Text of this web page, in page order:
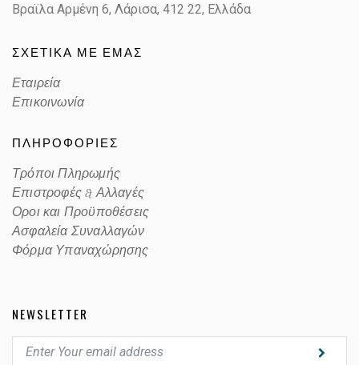
Lens Color GRAY
Color code
Βραϊλα Αρμένη 6, Λάρισα, 412 22, Ελλάδα
ΣΧΕΤΙΚΑ ΜΕ ΕΜΑΣ
Εταιρεία
Επικοινωνία
ΠΛΗΡΟΦΟΡΙΕΣ
Τρόποι Πληρωμής
Επιστροφές & Αλλαγές
Οροι και Προϋποθέσεις
Ασφαλεία Συναλλαγών
Φόρμα Υπαναχώρησης
NEWSLETTER